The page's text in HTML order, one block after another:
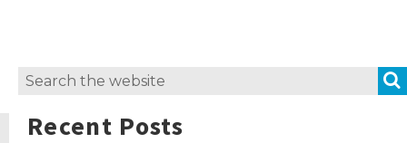
Search
Recent Posts